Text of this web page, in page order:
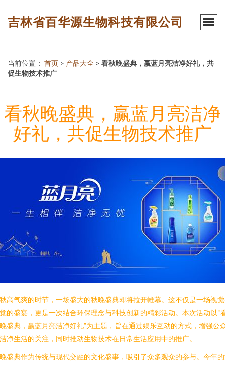
吉林省百华源生物科技有限公司
当前位置： 首页 > 产品大全 > 看秋晚盛典，赢蓝月亮洁净好礼，共
促生物技术推广
看秋晚盛典，赢蓝月亮洁净
好礼，共促生物技术推广
高气爽的时节，一场盛大的秋晚盛典即将拉开帷幕。这不仅是一场视
的盛宴，更是一次结合环保理念与科技创新的精彩活动。本次活动以“
盛典，赢蓝月亮洁净好礼”为主题，旨在通过娱乐互动的方式，增强公
净生活的关注，同时推动生物技术在日常生活应用中的推广。
盛典作为传统与现代交融的文化盛事，吸引了众多观众的参与。今年